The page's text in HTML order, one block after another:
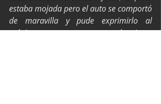
estaba mojada pero el auto se comportó
de maravilla y pude exprimirlo al
máximo para avanzar, obtuvimos